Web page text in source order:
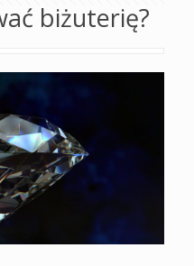
biżuterię?